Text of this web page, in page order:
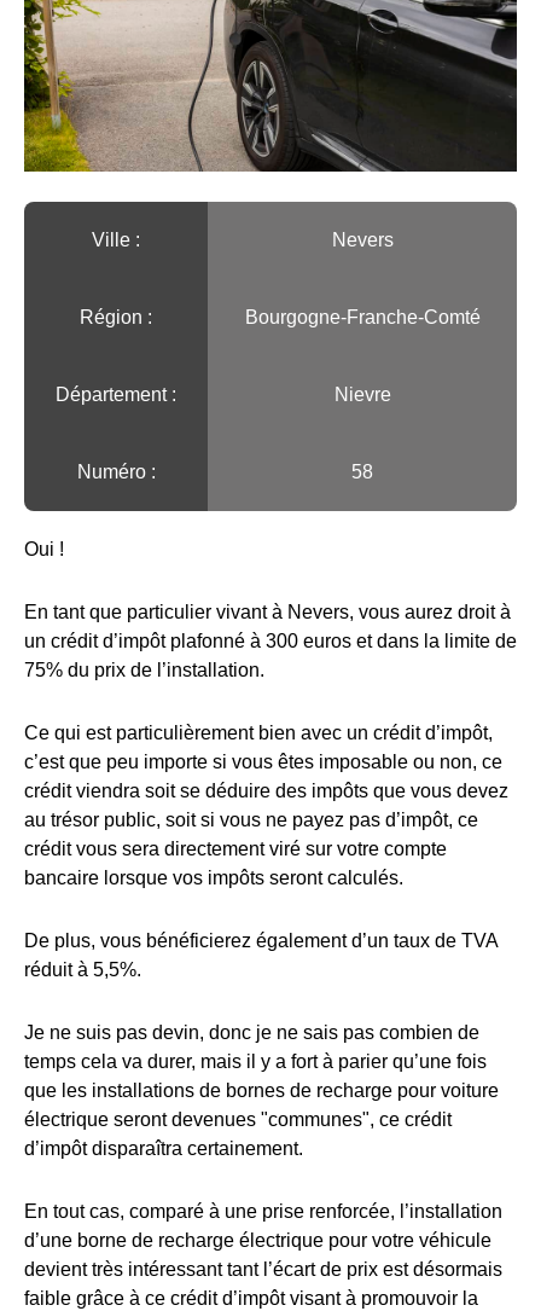
Ville :️ Nevers
Région :️ Bourgogne-Franche-Comté
Département : Nievre
Numéro : 58
Oui !
En tant que particulier vivant à Nevers, vous aurez droit à
un crédit d’impôt plafonné à 300 euros et dans la limite de
75% du prix de l’installation.
Ce qui est particulièrement bien avec un crédit d’impôt,
c’est que peu importe si vous êtes imposable ou non, ce
crédit viendra soit se déduire des impôts que vous devez
au trésor public, soit si vous ne payez pas d’impôt, ce
crédit vous sera directement viré sur votre compte
bancaire lorsque vos impôts seront calculés.
De plus, vous bénéficierez également d’un taux de TVA
réduit à 5,5%.
Je ne suis pas devin, donc je ne sais pas combien de
temps cela va durer, mais il y a fort à parier qu’une fois
que les installations de bornes de recharge pour voiture
électrique seront devenues "communes", ce crédit
d’impôt disparaîtra certainement.
En tout cas, comparé à une prise renforcée, l’installation
d’une borne de recharge électrique pour votre véhicule
devient très intéressant tant l’écart de prix est désormais
faible grâce à ce crédit d’impôt visant à promouvoir la